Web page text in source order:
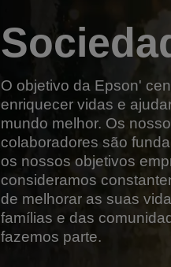
O objetivo da Epson'
enriquecer vidas e
mundo melhor. Os
colaboradores são
os nossos objetivos
consideramos
de melhorar as suas
famílias e das
fazemos parte.